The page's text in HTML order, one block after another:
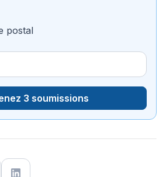
postal
3 soumissions